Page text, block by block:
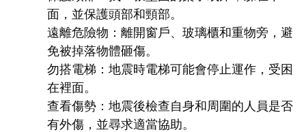
面，並保護頭部和頸部。
遠離危險物：離開窗戶、玻璃櫃和重物旁，避
免被掉落物體砸傷。
勿搭電梯：地震時電梯可能會停止運作，受困
在裡面。
查看傷勢：地震後檢查自身和周圍的人員是否
有外傷，並尋求適當協助。